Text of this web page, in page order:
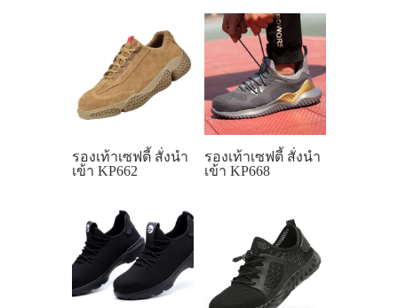
รองเท้าเซฟตี้ สั่งนำ
เข้า KP662
รองเท้าเซฟตี้ สั่งนำ
เข้า KP668